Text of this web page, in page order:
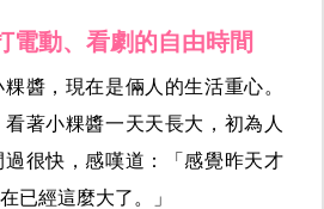
電動、看劇的自由時間
醬，現在是倆人的生活重心。
著小粿醬一天天長大，初為人
很快，感嘆道：「感覺昨天才
已經這麼大了。」